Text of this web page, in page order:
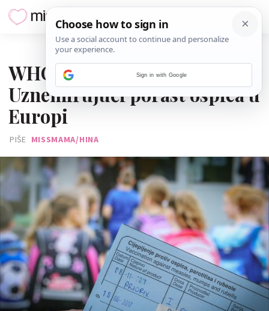
WHO upozorava:
Uznemirujući porast ospica u
Europi
PIŠE MISSMAMA/HINA
Sign in with Google